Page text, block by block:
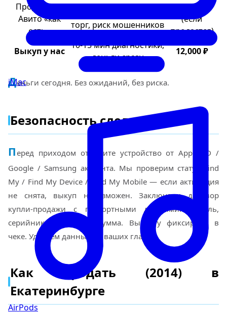
iMac
AirPods
Продажа на
Авито «как
есть»
торг, риск мошенников
~7,800 ₽
(если
продастся)
Выкуп у нас
10-15 мин диагностики,
деньги сразу
12,000 ₽
Деньги сегодня. Без ожиданий, без риска.
Безопасность сделки
П еред приходом отвяжите устройство от Apple ID /
Google / Samsung аккаунта. Мы проверим статус Find
My / Find My Device / Find My Mobile — если активация
не снята, выкуп невозможен. Заключаем договор
купли-продажи с паспортными данными: модель,
серийник, состояние, сумма. Выплату фиксируем в
чеке. Удаляем данные на ваших глазах.
Как продать (2014) в
Екатеринбурге